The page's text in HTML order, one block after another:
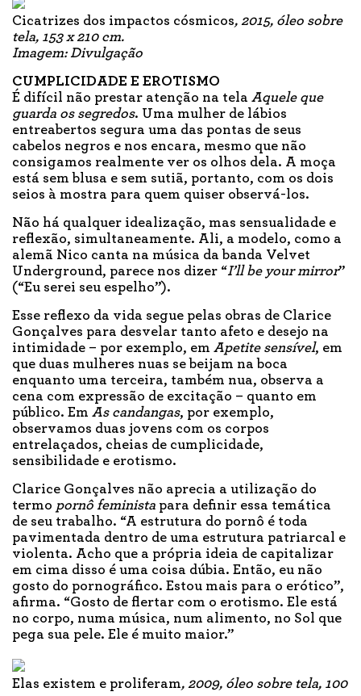
Cicatrizes dos impactos cósmicos, 2015, óleo sobre
tela, 153 x 210 cm.
Imagem: Divulgação
CUMPLICIDADE E EROTISMO
É difícil não prestar atenção na tela Aquele que
guarda os segredos. Uma mulher de lábios
entreabertos segura uma das pontas de seus
cabelos negros e nos encara, mesmo que não
consigamos realmente ver os olhos dela. A moça
está sem blusa e sem sutiã, portanto, com os dois
seios à mostra para quem quiser observá-los.
Não há qualquer idealização, mas sensualidade e
reflexão, simultaneamente. Ali, a modelo, como a
alemã Nico canta na música da banda Velvet
Underground, parece nos dizer “I’ll be your mirror”
(“Eu serei seu espelho”).
Esse reflexo da vida segue pelas obras de Clarice
Gonçalves para desvelar tanto afeto e desejo na
intimidade – por exemplo, em Apetite sensível, em
que duas mulheres nuas se beijam na boca
enquanto uma terceira, também nua, observa a
cena com expressão de excitação – quanto em
público. Em As candangas, por exemplo,
observamos duas jovens com os corpos
entrelaçados, cheias de cumplicidade,
sensibilidade e erotismo.
Clarice Gonçalves não aprecia a utilização do
termo pornô feminista para definir essa temática
de seu trabalho. “A estrutura do pornô é toda
pavimentada dentro de uma estrutura patriarcal e
violenta. Acho que a própria ideia de capitalizar
em cima disso é uma coisa dúbia. Então, eu não
gosto do pornográfico. Estou mais para o erótico”,
afirma. “Gosto de flertar com o erotismo. Ele está
no corpo, numa música, num alimento, no Sol que
pega sua pele. Ele é muito maior.”
Elas existem e proliferam, 2009, óleo sobre tela, 100